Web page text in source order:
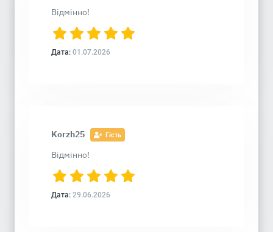
Відмінно!
Дата: 01.07.2026
Korzh25 Гість
Відмінно!
Дата: 29.06.2026